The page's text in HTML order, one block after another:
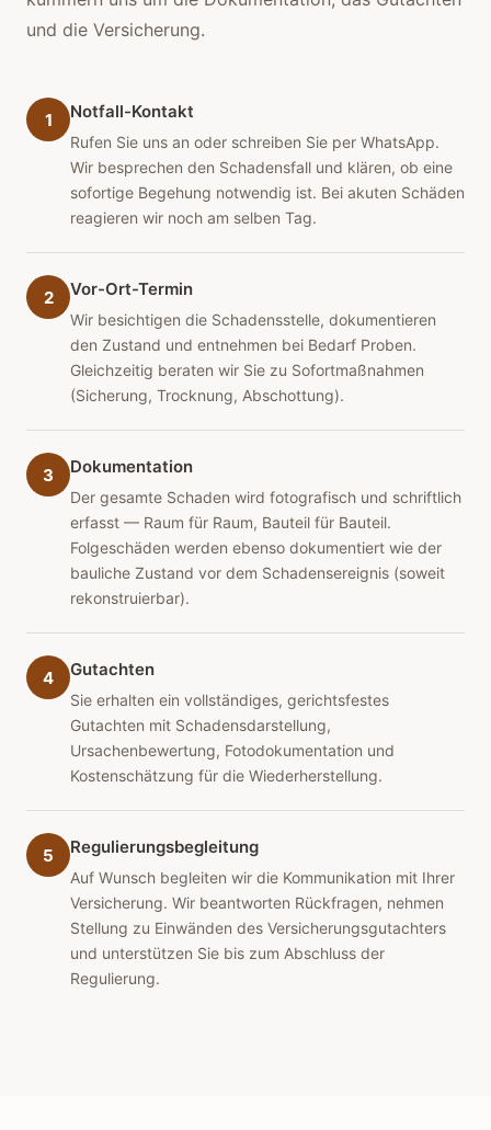
und die Versicherung.
1 Notfall-Kontakt
Rufen Sie uns an oder schreiben Sie per WhatsApp.
Wir besprechen den Schadensfall und klären, ob eine
sofortige Begehung notwendig ist. Bei akuten Schäden
reagieren wir noch am selben Tag.
2 Vor-Ort-Termin
Wir besichtigen die Schadensstelle, dokumentieren
den Zustand und entnehmen bei Bedarf Proben.
Gleichzeitig beraten wir Sie zu Sofortmaßnahmen
(Sicherung, Trocknung, Abschottung).
3 Dokumentation
Der gesamte Schaden wird fotografisch und schriftlich
erfasst — Raum für Raum, Bauteil für Bauteil.
Folgeschäden werden ebenso dokumentiert wie der
bauliche Zustand vor dem Schadensereignis (soweit
rekonstruierbar).
4 Gutachten
Sie erhalten ein vollständiges, gerichtsfestes
Gutachten mit Schadensdarstellung,
Ursachenbewertung, Fotodokumentation und
Kostenschätzung für die Wiederherstellung.
5 Regulierungsbegleitung
Auf Wunsch begleiten wir die Kommunikation mit Ihrer
Versicherung. Wir beantworten Rückfragen, nehmen
Stellung zu Einwänden des Versicherungsgutachters
und unterstützen Sie bis zum Abschluss der
Regulierung.